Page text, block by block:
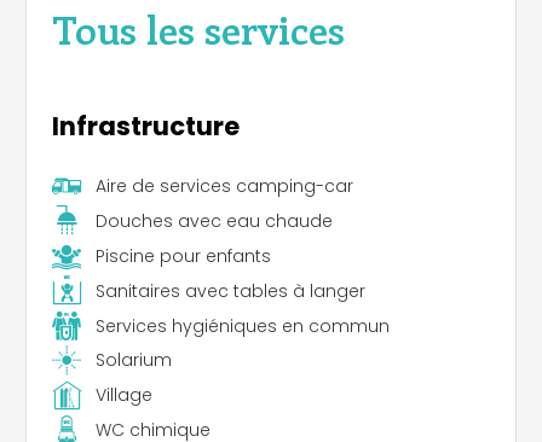
Tous les services
Infrastructure
Aire de services camping-car
Douches avec eau chaude
Piscine pour enfants
Sanitaires avec tables à langer
Services hygiéniques en commun
Solarium
Village
WC chimique